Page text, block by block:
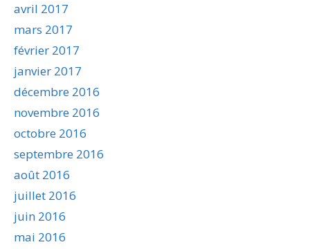
avril 2017
mars 2017
février 2017
janvier 2017
décembre 2016
novembre 2016
octobre 2016
septembre 2016
août 2016
juillet 2016
juin 2016
mai 2016